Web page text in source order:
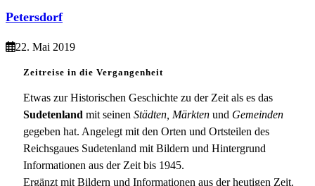
Petersdorf
22. Mai 2019
Zeitreise in die Vergangenheit
Etwas zur Historischen Geschichte zu der Zeit als es das
Sudetenland mit seinen Städten, Märkten und Gemeinden
gegeben hat. Angelegt mit den Orten und Ortsteilen des
Reichsgaues Sudetenland mit Bildern und Hintergrund
Informationen aus der Zeit bis 1945.
Ergänzt mit Bildern und Informationen aus der heutigen Zeit.